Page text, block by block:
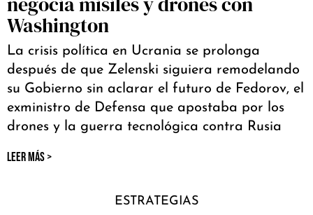
Washington
La crisis política en Ucrania se prolonga
después de que Zelenski siguiera remodelando
su Gobierno sin aclarar el futuro de Fedorov, el
exministro de Defensa que apostaba por los
drones y la guerra tecnológica contra Rusia
LEER MÁS >
ESTRATEGIAS